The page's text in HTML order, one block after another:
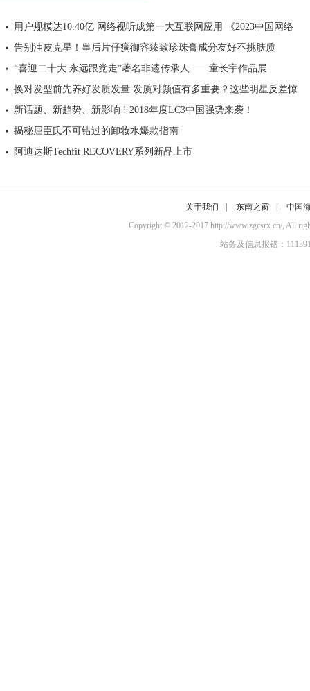
用户规模达10.40亿 网络视听成第一大互联网应用 《2023中国网络
告别油皮克星！皇后片仔癀御容臻致珍珠膏成分友好不挑肤质
“喜迎二十大 永远跟党走”著名非遗传承人——童长宇作品展
换对发型前先养好发质发量 发质对颜值有多重要？这些明星反差惊
新话题、新趋势、新影响 ! 2018年度LC3中国强势来袭！
揭秘屈臣氏不可错过的卸妆水爆款指南
阿迪达斯Techfit RECOVERY系列新品上市
关于我们 东南之窗
中国
Copyright © 2012-2017 http://www.zgcsrx.cn/, All
站务及信息报错：